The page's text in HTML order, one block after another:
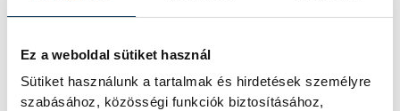
Ez a weboldal sütiket használ
Sütiket használunk a tartalmak és hirdetések személyre
szabásához, közösségi funkciók biztosításához,